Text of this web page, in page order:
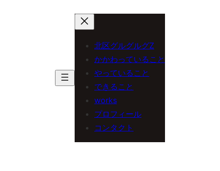
北区グルグルグZ
かかわっていること
やっていること
できること
works
プロフィール
コンタクト